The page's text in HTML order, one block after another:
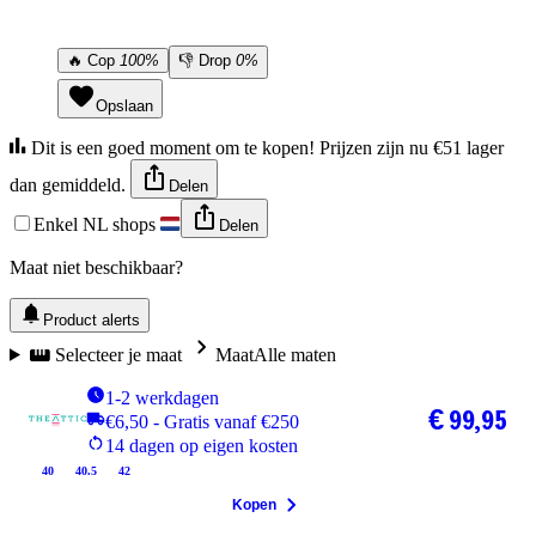
🔥 Cop 100% 👎 Drop 0%
Opslaan
Dit is een goed moment om te kopen! Prijzen zijn nu €51 lager
dan gemiddeld.
Delen
Enkel NL shops Delen
Maat niet beschikbaar?
Product alerts
Selecteer je maat MaatAlle maten
1-2 werkdagen
€6,50 - Gratis vanaf €250
14 dagen op eigen kosten
40 40.5 42
€ 99,95
Kopen